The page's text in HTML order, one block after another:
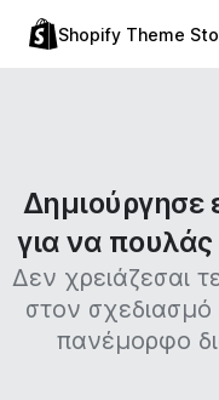
Shopify Theme
Δημιούργησε
για να
Δεν χρειάζεσαι
στον σχεδιασμό
πανέμορφο